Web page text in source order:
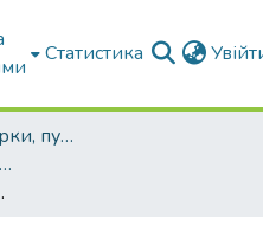
Статистика
Конференції, збірки, публікації молодих вчених і здобувачів : магістрів, бакалаврів, аспірантів.
Публікації здобувачів (бакалаврів. магістрів, аспірантів)